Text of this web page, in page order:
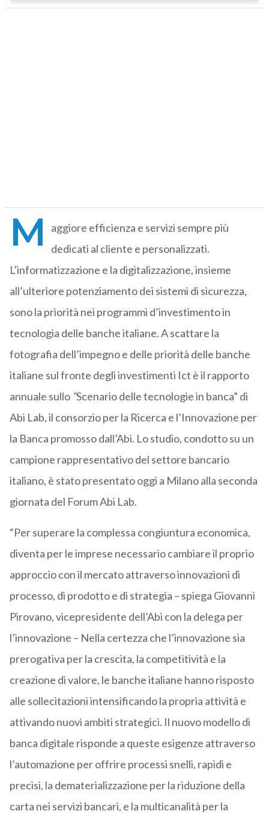
M
aggiore efficienza e servizi sempre più
dedicati al cliente e personalizzati.
L’informatizzazione e la digitalizzazione, insieme
all’ulteriore potenziamento dei sistemi di sicurezza,
sono la priorità nei programmi d’investimento in
tecnologia delle banche italiane. A scattare la
fotografia dell’impegno e delle priorità delle banche
italiane sul fronte degli investimenti Ict è il rapporto
annuale sullo “Scenario delle tecnologie in banca” di
Abi Lab, il consorzio per la Ricerca e l’Innovazione per
la Banca promosso dall’Abi. Lo studio, condotto su un
campione rappresentativo del settore bancario
italiano, è stato presentato oggi a Milano alla seconda
giornata del Forum Abi Lab.
“Per superare la complessa congiuntura economica,
diventa per le imprese necessario cambiare il proprio
approccio con il mercato attraverso innovazioni di
processo, di prodotto e di strategia – spiega Giovanni
Pirovano, vicepresidente dell’Abi con la delega per
l’innovazione – Nella certezza che l’innovazione sia
prerogativa per la crescita, la competitività e la
creazione di valore, le banche italiane hanno risposto
alle sollecitazioni intensificando la propria attività e
attivando nuovi ambiti strategici. Il nuovo modello di
banca digitale risponde a queste esigenze attraverso
l’automazione per offrire processi snelli, rapidi e
precisi, la dematerializzazione per la riduzione della
carta nei servizi bancari, e la multicanalità per la